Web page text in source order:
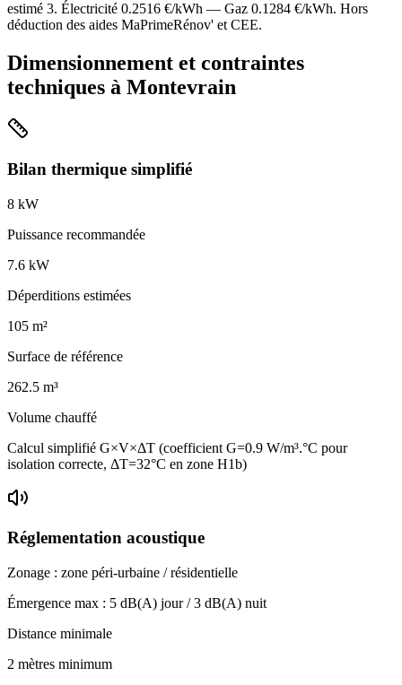
estimé 3. Électricité 0.2516 €/kWh — Gaz 0.1284 €/kWh. Hors
déduction des aides MaPrimeRénov' et CEE.
Dimensionnement et contraintes
techniques à Montevrain
Bilan thermique simplifié
8 kW
Puissance recommandée
7.6 kW
Déperditions estimées
105 m²
Surface de référence
262.5 m³
Volume chauffé
Calcul simplifié G×V×ΔT (coefficient G=0.9 W/m³.°C pour
isolation correcte, ΔT=32°C en zone H1b)
Réglementation acoustique
Zonage : zone péri-urbaine / résidentielle
Émergence max : 5 dB(A) jour /3 dB(A) nuit
Distance minimale
2 mètres minimum